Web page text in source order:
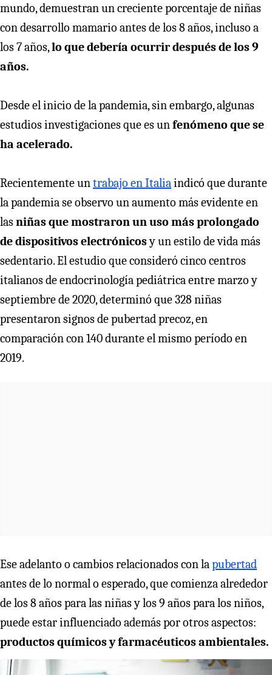
mundo, demuestran un creciente porcentaje de niñas
con desarrollo mamario antes de los 8 años, incluso a
los 7 años,lo que debería ocurrir después de los 9
años.
Desde el inicio de la pandemia, sin embargo, algunas
estudios investigaciones que es unfenómeno que se
ha acelerado.
Recientemente untrabajo en Italiaindicó que durante
la pandemia se observo un aumento más evidente en
lasniñas que mostraron un uso más prolongado
de dispositivos electrónicosy un estilo de vida más
sedentario. El estudio que consideró cinco centros
italianos de endocrinología pediátrica entre marzo y
septiembre de 2020, determinó que 328 niñas
presentaron signos de pubertad precoz, en
comparación con 140 durante el mismo período en
2019.
Ese adelanto o cambios relacionados con lapubertad
antes de lo normal o esperado, que comienza alrededor
de los 8 años para las niñas y los 9 años para los niños,
puede estar influenciado además por otros aspectos:
productos químicos y farmacéuticos ambientales.